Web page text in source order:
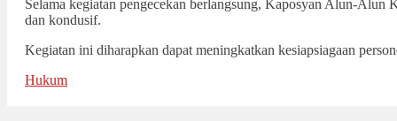
Selama kegiatan pengecekan berlangsung, Kaposyan Alun-
dan kondusif.
Kegiatan ini diharapkan dapat meningkatkan kesiapsiagaan
Hukum